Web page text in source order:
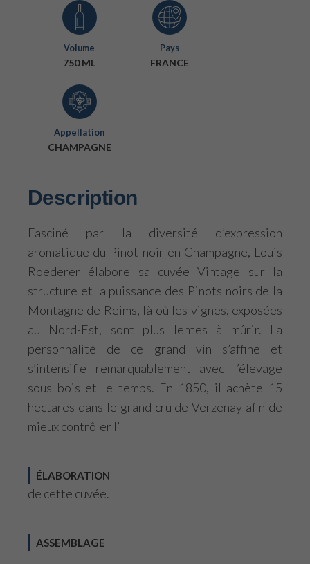
Volume
750 ML
Pays
FRANCE
Appellation
CHAMPAGNE
Description
Fasciné par la diversité d’expression
aromatique du Pinot noir en Champagne, Louis
Roederer élabore sa cuvée Vintage sur la
structure et la puissance des Pinots noirs de la
Montagne de Reims, là où les vignes, exposées
au Nord-Est, sont plus lentes à mûrir. La
personnalité de ce grand vin s’affine et
s’intensifie remarquablement avec l’élevage
sous bois et le temps. En 1850, il achète 15
hectares dans le grand cru de Verzenay afin de
mieux contrôler l’
ÉLABORATION
de cette cuvée.
ASSEMBLAGE